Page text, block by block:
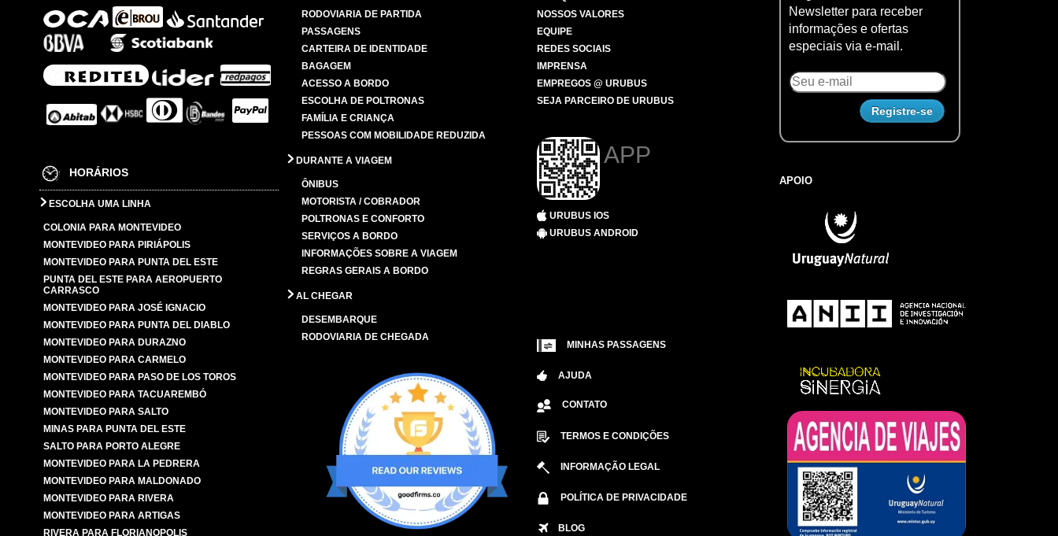
HORÁRIOS
ESCOLHA UMA LINHA
COLONIA PARA MONTEVIDEO
MONTEVIDEO PARA PIRIÁPOLIS
MONTEVIDEO PARA PUNTA DEL ESTE
PUNTA DEL ESTE PARA AEROPUERTO
CARRASCO
MONTEVIDEO PARA JOSÉ IGNACIO
MONTEVIDEO PARA PUNTA DEL DIABLO
MONTEVIDEO PARA DURAZNO
MONTEVIDEO PARA CARMELO
MONTEVIDEO PARA PASO DE LOS TOROS
MONTEVIDEO PARA TACUAREMBÓ
MONTEVIDEO PARA SALTO
MINAS PARA PUNTA DEL ESTE
SALTO PARA PORTO ALEGRE
MONTEVIDEO PARA LA PEDRERA
MONTEVIDEO PARA MALDONADO
MONTEVIDEO PARA RIVERA
MONTEVIDEO PARA ARTIGAS
RIVERA PARA FLORIANOPOLIS
RODOVIARIA DE PARTIDA
PASSAGENS
CARTEIRA DE IDENTIDADE
BAGAGEM
ACESSO A BORDO
ESCOLHA DE POLTRONAS
FAMÍLIA E CRIANÇA
PESSOAS COM MOBILIDADE REDUZIDA
DURANTE A VIAGEM
ÔNIBUS
MOTORISTA / COBRADOR
POLTRONAS E CONFORTO
SERVIÇOS A BORDO
INFORMAÇÕES SOBRE A VIAGEM
REGRAS GERAIS A BORDO
AL CHEGAR
DESEMBARQUE
RODOVIARIA DE CHEGADA
NOSSOS VALORES
EQUIPE
REDES SOCIAIS
IMPRENSA
EMPREGOS @ URUBUS
SEJA PARCEIRO DE URUBUS
APP
URUBUS IOS
URUBUS ANDROID
MINHAS PASSAGENS
AJUDA
CONTATO
TERMOS E CONDIÇÕES
INFORMAÇÃO LEGAL
POLÍTICA DE PRIVACIDADE
BLOG
Newsletter para receber
informações e ofertas
especiais via e-mail.
APOIO